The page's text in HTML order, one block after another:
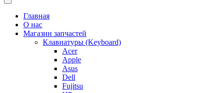
Главная
О нас
Магазин запчастей
Клавиатуры (Keyboard)
Acer
Apple
Asus
Dell
Fujitsu